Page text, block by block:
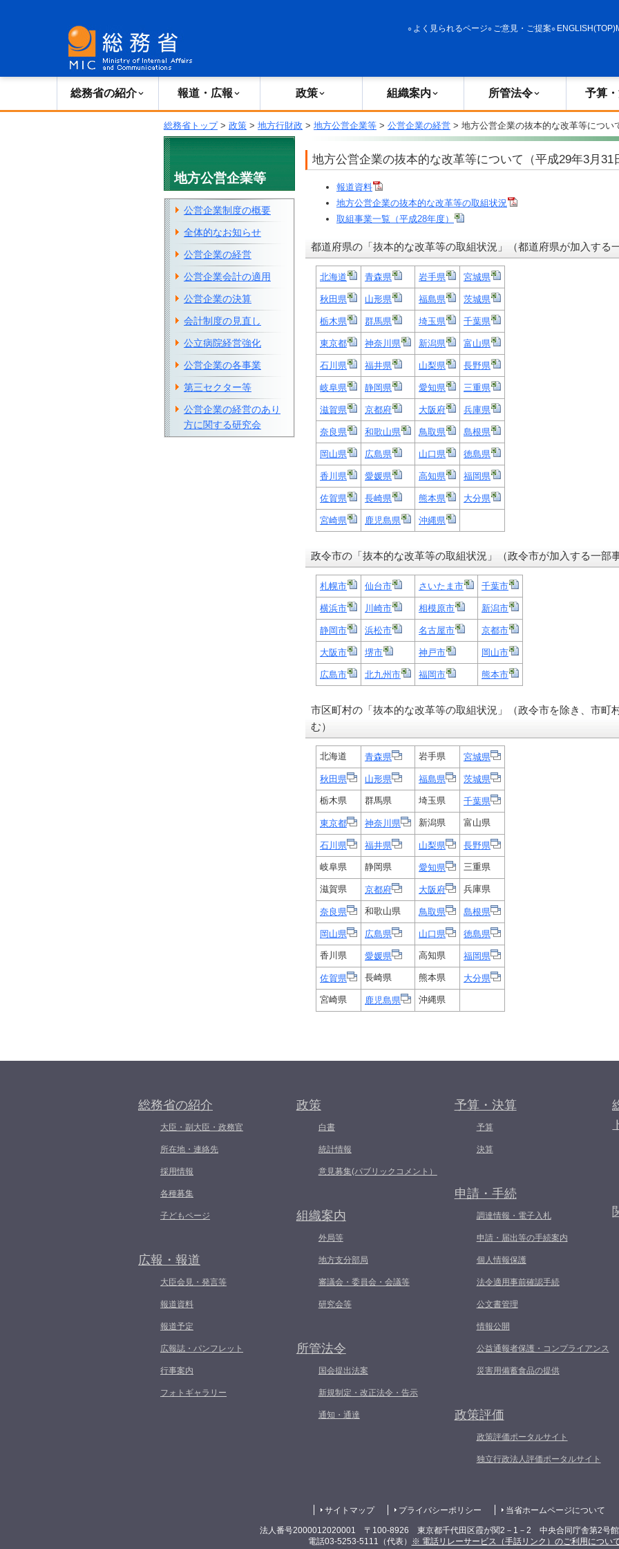
よく見られるページ ご意見・ご提案 ENGLISH(TOP)
総務省の紹介 報道・広報 政策 組織案内 所管法令 予算
総務省トップ> 政策 > 地方行財政 > 地方公営企業等 > 公営企業の経営 > 地方公営企業の抜本的な改革等につい
地方公営企業の抜本的な改革等について（平成29年3月31
報道資料
地方公営企業の抜本的な改革等の取組状況
取組事業一覧（平成28年度）
都道府県の「抜本的な改革等の取組状況」（都道府県が加入する
北海道 青森県 岩手県 宮城県
秋田県 山形県 福島県 茨城県
栃木県 群馬県 埼玉県 千葉県
東京都 神奈川県 新潟県 富山県
石川県 福井県 山梨県 長野県
岐阜県 静岡県 愛知県 三重県
滋賀県 京都府 大阪府 兵庫県
奈良県 和歌山県 鳥取県 島根県
岡山県 広島県 山口県 徳島県
香川県 愛媛県 高知県 福岡県
佐賀県 長崎県 熊本県 大分県
宮崎県 鹿児島県 沖縄県
政令市の「抜本的な改革等の取組状況」（政令市が加入する一部
札幌市 仙台市 さいたま市 千葉市
横浜市 川崎市 相模原市 新潟市
静岡市 浜松市 名古屋市 京都市
大阪市 堺市 神戸市 岡山市
広島市 北九州市 福岡市 熊本市
市区町村の「抜本的な改革等の取組状況」（政令市を除き、市町
む）
北海道 青森県 岩手県 宮城県
秋田県 山形県 福島県 茨城県
栃木県 群馬県 埼玉県 千葉県
東京都 神奈川県 新潟県 富山県
石川県 福井県 山梨県 長野県
岐阜県 静岡県 愛知県 三重県
滋賀県 京都府 大阪府 兵庫県
奈良県 和歌山県 鳥取県 島根県
岡山県 広島県 山口県 徳島県
香川県 愛媛県 高知県 福岡県
佐賀県 長崎県 熊本県 大分県
宮崎県 鹿児島県 沖縄県
地方公営企業等
公営企業制度の概要
全体的なお知らせ
公営企業の経営
公営企業会計の適用
公営企業の決算
会計制度の見直し
公立病院経営強化
公営企業の各事業
第三セクター等
公営企業の経営のあり
方に関する研究会
総務省の紹介
大臣・副大臣・政務官
所在地・連絡先
採用情報
各種募集
子どもページ
広報・報道
大臣会見・発言等
報道資料
報道予定
広報誌・パンフレット
行事案内
フォトギャラリー
政策
白書
統計情報
意見募集(パブリックコメント）
組織案内
外局等
地方支分部局
審議会・委員会・会議等
研究会等
所管法令
国会提出法案
新規制定・改正法令・告示
通知・通達
予算・決算
予算
決算
申請・手続
調達情報・電子入札
申請・届出等の手続案内
個人情報保護
法令適用事前確認手続
公文書管理
情報公開
公益通報者保護・コンプライアンス
災害用備蓄食品の提供
政策評価
政策評価ポータルサイト
独立行政法人評価ポータルサイト
サイトマップ プライバシーポリシー 当省ホームページについて
法人番号2000012020001 〒100-8926 東京都千代田区霞が関2－1－2 中央合同庁舎第2号館
電話03-5253-5111（代表）
※ 電話リレーサービス（手話リンク）のご利用につい